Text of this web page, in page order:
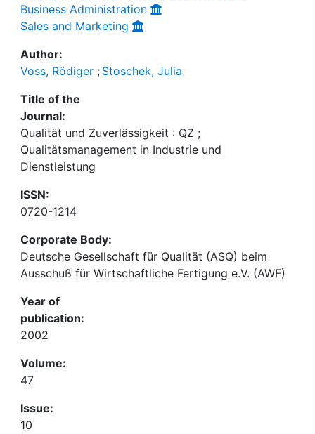
Business Administration
Sales and Marketing
Author:
Voss, Rödiger ; Stoschek, Julia
Title of the
Journal:
Qualität und Zuverlässigkeit : QZ ;
Qualitätsmanagement in Industrie und
Dienstleistung
ISSN:
0720-1214
Corporate Body:
Deutsche Gesellschaft für Qualität (ASQ) beim
Ausschuß für Wirtschaftliche Fertigung e.V. (AWF)
Year of
publication:
2002
Volume:
47
Issue:
10